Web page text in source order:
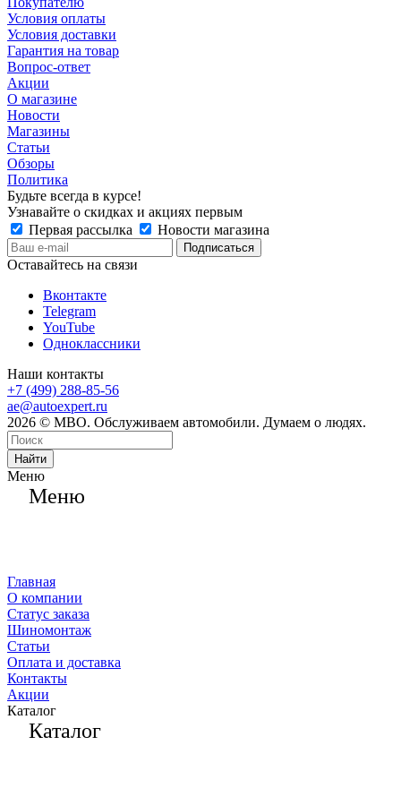
Условия оплаты
Условия доставки
Гарантия на товар
Вопрос-ответ
Акции
О магазине
Новости
Магазины
Статьи
Обзоры
Политика
Будьте всегда в курсе!
Узнавайте о скидках и акциях первым
Первая рассылка
Новости магазина
Оставайтесь на связи
Вконтакте
Telegram
YouTube
Одноклассники
Наши контакты
+7 (499) 288-85-56
ae@autoexpert.ru
2026 © МВО. Обслуживаем автомобили. Думаем о людях.
Найти
Меню
Меню
Главная
О компании
Статус заказа
Шиномонтаж
Статьи
Оплата и доставка
Контакты
Акции
Каталог
Каталог